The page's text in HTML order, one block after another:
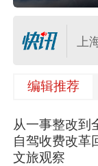
上
水
河
犯
编辑推荐
从一事整改到
自驾收费改革
文旅观察